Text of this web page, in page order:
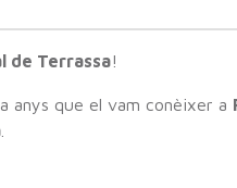
de Terrassa!
anys que el vam conèixer a